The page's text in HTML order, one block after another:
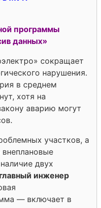
программы
данных»
сокращает
нарушения.
в среднем
хотя на
аварию могут
участков, а
двух
главный инженер
— включает в